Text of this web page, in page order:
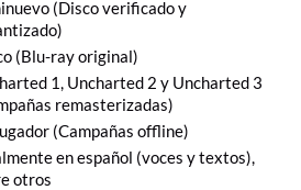
(Disco verificado y
(Blu-ray original)
1, Uncharted 2 y Uncharted 3
remasterizadas)
(Campañas offline)
en español (voces y textos),
otros